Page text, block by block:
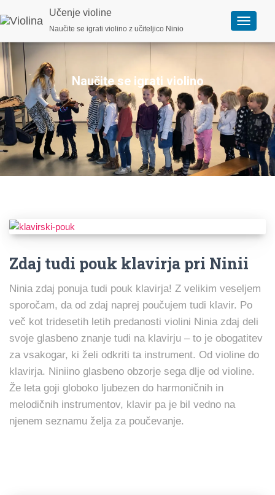
Učenje violine
Naučite se igrati violino z učiteljico Ninio
Preklopi
Naučite se igrati violino
Zdaj tudi pouk klavirja pri Ninii
Ninia zdaj ponuja tudi pouk klavirja! Z velikim veseljem
sporočam, da od zdaj naprej poučujem tudi klavir. Po
več kot tridesetih letih predanosti violini Ninia zdaj deli
svoje glasbeno znanje tudi na klavirju – to je obogatitev
za vsakogar, ki želi odkriti ta instrument. Od violine do
klavirja. Niniino glasbeno obzorje sega dlje od violine.
Že leta goji globoko ljubezen do harmoničnih in
melodičnih instrumentov, klavir pa je bil vedno na
njenem seznamu želja za poučevanje.